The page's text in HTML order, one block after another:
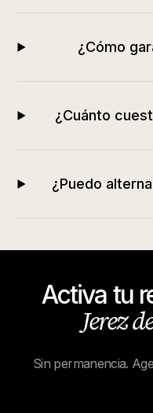
¿Cómo
¿Cuánto
¿Puedo
Activa tu
Jerez
Sin permanencia.